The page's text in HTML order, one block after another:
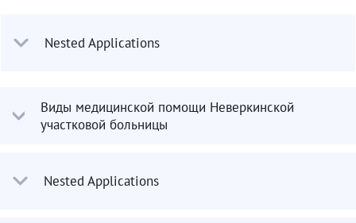
Nested Applications
Виды медицинской помощи Неверкинской
участковой больницы
Nested Applications